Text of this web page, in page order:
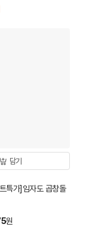
담기
특가]임자도 곱창돌
원